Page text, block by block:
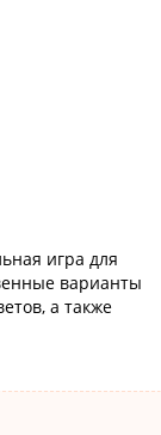
игра для
варианты
а также